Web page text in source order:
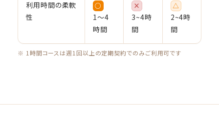
利用時間の柔軟
性
○
1〜4
時間
×
3~4時
間
△
2~4時
間
※ 1時間コースは週1回以上の定期契約でのみご利用可です